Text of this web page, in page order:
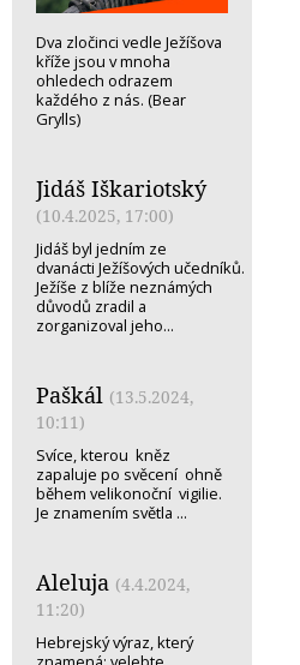
Dva zločinci vedle Ježíšova
kříže jsou v mnoha
ohledech odrazem
každého z nás. (Bear
Grylls)
Jidáš Iškariotský
(10.4.2025, 17:00)
Jidáš byl jedním ze
dvanácti Ježíšových učedníků.
Ježíše z blíže neznámých
důvodů zradil a
zorganizoval jeho...
Paškál (13.5.2024,
10:11)
Svíce, kterou kněz
zapaluje po svěcení ohně
během velikonoční vigilie.
Je znamením světla ...
Aleluja (4.4.2024,
11:20)
Hebrejský výraz, který